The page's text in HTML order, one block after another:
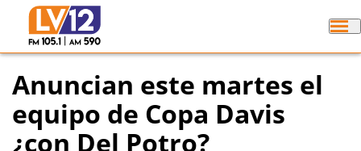
Anuncian este martes el
equipo de Copa Davis
¿con Del Potro?